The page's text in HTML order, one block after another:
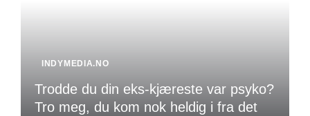
INDYMEDIA.NO
Trodde du din eks-kjæreste var psyko?
Tro meg, du kom nok heldig i fra det